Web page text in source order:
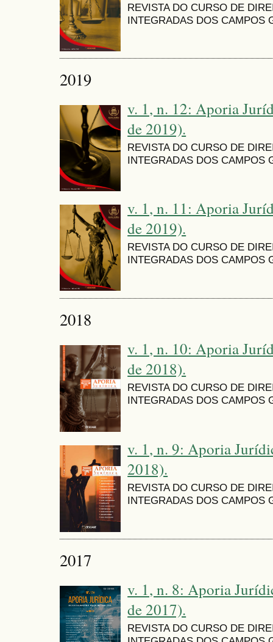
REVISTA DO CURSO DE
INTEGRADAS DOS CAMPOS
2019
v. 1, n. 12: Aporia
de 2019).
REVISTA DO CURSO DE
INTEGRADAS DOS CAMPOS
v. 1, n. 11: Aporia
de 2019).
REVISTA DO CURSO DE
INTEGRADAS DOS CAMPOS
2018
v. 1, n. 10: Aporia
de 2018).
REVISTA DO CURSO DE
INTEGRADAS DOS CAMPOS
v. 1, n. 9: Aporia
2018).
REVISTA DO CURSO DE
INTEGRADAS DOS CAMPOS
2017
v. 1, n. 8: Aporia
de 2017).
REVISTA DO CURSO DE